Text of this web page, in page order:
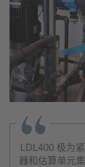
LDL400 极为
器和估算单元